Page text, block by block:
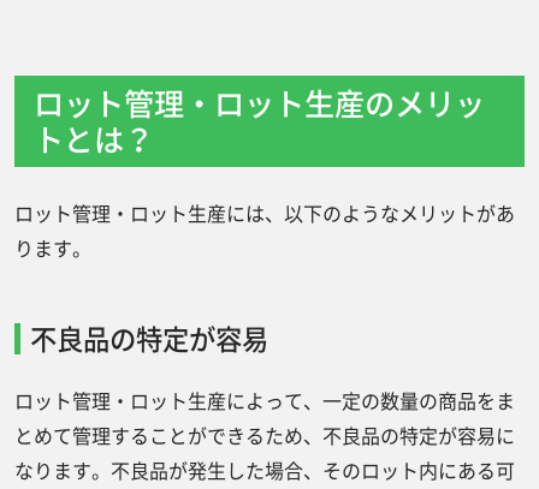
ロット管理・ロット生産のメリッ
トとは？
ロット管理・ロット生産には、以下のようなメリットがあ
ります。
不良品の特定が容易
ロット管理・ロット生産によって、一定の数量の商品をま
とめて管理することができるため、不良品の特定が容易に
なります。不良品が発生した場合、そのロット内にある可